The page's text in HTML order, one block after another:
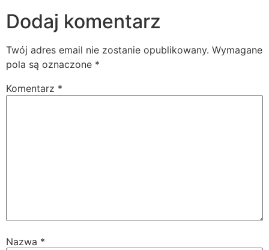
Dodaj komentarz
Twój adres email nie zostanie opublikowany. Wymagane
pola są oznaczone *
Komentarz *
Nazwa *